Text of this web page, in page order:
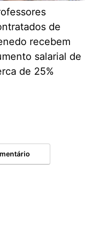
de
recebem
salarial de
de 25%